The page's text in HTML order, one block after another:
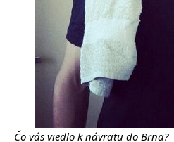
Čo vás viedlo k návratu do Brna?